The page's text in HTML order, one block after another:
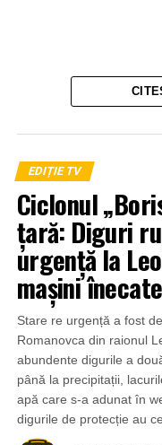
EDIȚIE TV
Ciclonul
țară: Diguri
urgență la
mașini
Stare re urgență a fost
Romanovca din raionul
abundente digurile a
până la precipitații,
apă care s-a adunat în
digurile de protecție au